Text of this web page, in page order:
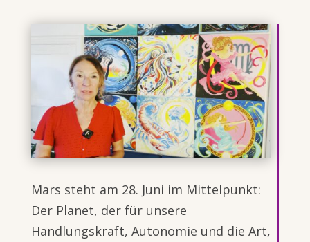
Mars steht am 28. Juni im Mittelpunkt:
Der Planet, der für unsere
Handlungskraft, Autonomie und die Art,